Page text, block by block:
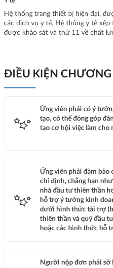
Hệ thống trang thiết bị hiện đại,
các dịch vụ y tế. Hệ thống y tế
được khảo sát và thứ 11 về chất
ĐIỀU KIỆN CHƯƠNG
Ứng viên phải có ý
tạo, có thể đóng góp
tạo cơ hội việc làm cho
Ứng viên phải đảm
chỉ định, chẳng hạn
nhà đầu tư thiên thần
hỗ trợ ý tưởng kinh
dưới hình thức tài trợ
thiên thần và quỹ đầu
hoặc các hình thức hỗ
Người nộp đơn phải sở